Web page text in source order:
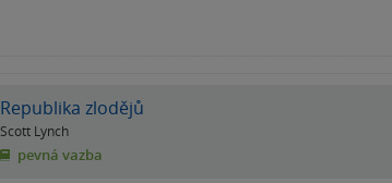
Republika zlodějů
Scott Lynch
pevná vazba